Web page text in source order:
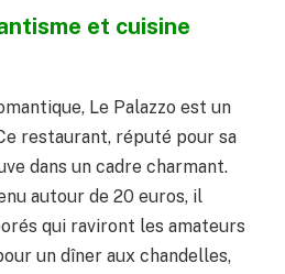
et cuisine
Le Palazzo est un
restaurant, réputé pour sa
dans un cadre charmant.
autour de 20 euros, il
qui raviront les amateurs
un dîner aux chandelles,